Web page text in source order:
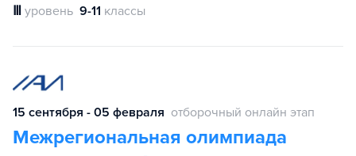
Ⅲ уровень 9-11 классы
15 сентября - 05 февраля отборочный онлайн этап
Межрегиональная олимпиада